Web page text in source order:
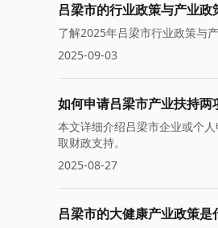
吕梁市的行业政策与产业政
了解2025年吕梁市行业政策与
2025-09-03
如何申请吕梁市产业扶持两
本文详细介绍吕梁市企业或个
取财政支持。
2025-08-27
吕梁市的大健康产业政策是